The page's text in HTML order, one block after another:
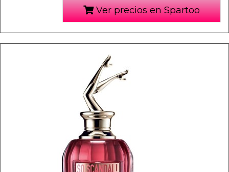
Ver precios en Spartoo